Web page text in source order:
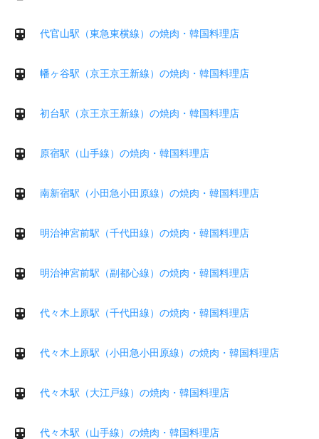
代官山駅（東急東横線）の焼肉・韓国料理店
幡ヶ谷駅（京王京王新線）の焼肉・韓国料理店
初台駅（京王京王新線）の焼肉・韓国料理店
原宿駅（山手線）の焼肉・韓国料理店
南新宿駅（小田急小田原線）の焼肉・韓国料理店
明治神宮前駅（千代田線）の焼肉・韓国料理店
明治神宮前駅（副都心線）の焼肉・韓国料理店
代々木上原駅（千代田線）の焼肉・韓国料理店
代々木上原駅（小田急小田原線）の焼肉・韓国料理店
代々木駅（大江戸線）の焼肉・韓国料理店
代々木駅（山手線）の焼肉・韓国料理店